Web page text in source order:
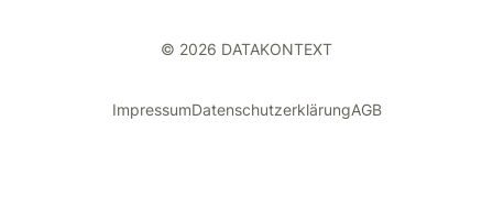
© 2026 DATAKONTEXT
ImpressumDatenschutzerklärungAGB